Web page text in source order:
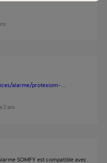
alarme/protexiom-...
2 ans
SOMFY est compatible avec